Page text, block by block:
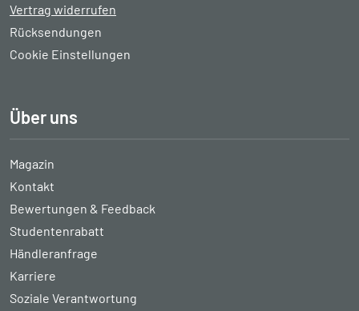
Vertrag widerrufen
Rücksendungen
Cookie Einstellungen
Über uns
Magazin
Kontakt
Bewertungen & Feedback
Studentenrabatt
Händleranfrage
Karriere
Soziale Verantwortung